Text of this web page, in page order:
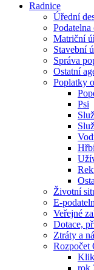
Radnice
Úřední
Podatelna
Matriční
Stavební
Správa
Ostatní
Poplatky
Psi
Životní
E-
Veřejné
Dotace,
Ztráty a
Rozpočet
rok